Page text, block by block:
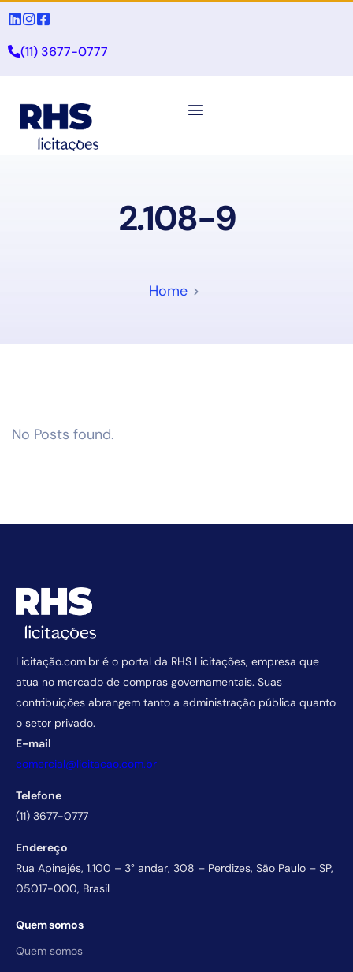
(11) 3677-0777
2.108-9
Home
No Posts found.
Licitação.com.br é o portal da RHS Licitações, empresa que
atua no mercado de compras governamentais. Suas
contribuições abrangem tanto a administração pública quanto
o setor privado.
E-mail
comercial@licitacao.com.br
Telefone
(11) 3677-0777
Endereço
Rua Apinajés, 1.100 – 3° andar, 308 – Perdizes, São Paulo – SP,
05017-000, Brasil
Quem somos
Quem somos